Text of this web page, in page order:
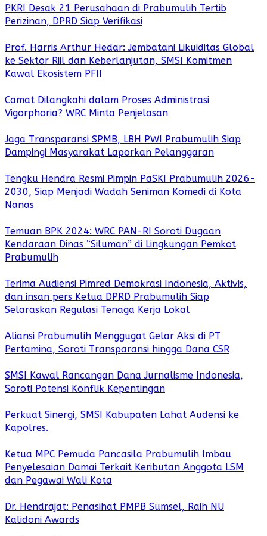
PKRI Desak 21 Perusahaan di Prabumulih Tertib
Perizinan, DPRD Siap Verifikasi
Prof. Harris Arthur Hedar: Jembatani Likuiditas Global
ke Sektor Riil dan Keberlanjutan, SMSI Komitmen
Kawal Ekosistem PFII
Camat Dilangkahi dalam Proses Administrasi
Vigorphoria? WRC Minta Penjelasan
Jaga Transparansi SPMB, LBH PWI Prabumulih Siap
Dampingi Masyarakat Laporkan Pelanggaran
Tengku Hendra Resmi Pimpin PaSKI Prabumulih 2026-
2030, Siap Menjadi Wadah Seniman Komedi di Kota
Nanas
Temuan BPK 2024: WRC PAN-RI Soroti Dugaan
Kendaraan Dinas “Siluman” di Lingkungan Pemkot
Prabumulih
Terima Audiensi Pimred Demokrasi Indonesia, Aktivis,
dan insan pers Ketua DPRD Prabumulih Siap
Selaraskan Regulasi Tenaga Kerja Lokal
Aliansi Prabumulih Menggugat Gelar Aksi di PT
Pertamina, Soroti Transparansi hingga Dana CSR
SMSI Kawal Rancangan Dana Jurnalisme Indonesia,
Soroti Potensi Konflik Kepentingan
Perkuat Sinergi, SMSI Kabupaten Lahat Audensi ke
Kapolres.
Ketua MPC Pemuda Pancasila Prabumulih Imbau
Penyelesaian Damai Terkait Keributan Anggota LSM
dan Pegawai Wali Kota
Dr. Hendrajat: Penasihat PMPB Sumsel, Raih NU
Kalidoni Awards